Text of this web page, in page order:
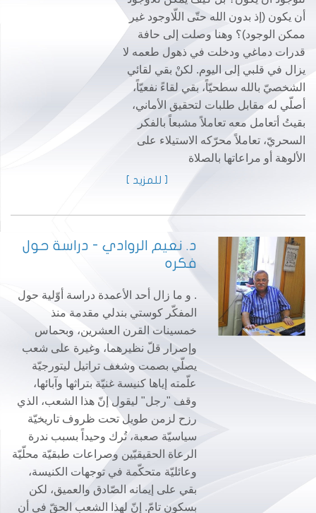
أن يكون (إذ بدون الله حتّى اللّاوجود غير
ممكن الوجود)؟ وهنا وصلت إلى حافة
قدرات دماغي ودخلت في ذهول طعمه لا
يزال في قلبي إلى اليوم. لكنْ بقي لقائي
الشخصيّ بالله سطحيّاً، بقي لقاءً نفعيّاً،
أصلّي له مقابل طلبات لتحقيق الأماني،
بقيتُ أتعامل معه تعاملاً مشبعاً بالفكر
السحريّ، تعاملاً محرّكه الاستيلاء على
الألوهة أو مراعاتها بالصلاة
[ للمزيد ]
د. نعيم الروادي - دراسة حول
فكره
. و ما زال أحد الأعمدة دراسة أوّلية حول
المفكّر كوستي بندلي مقدمة منذ
خمسينات القرن العشرين، وبحماس
وإصرار قلّ نظيرهما، وغيرة على شعب
يصلّي بصمت وشغف تراتيل ليتورجيّة
علّمته إياها كنيسة غنيّة بتراثها وآبائها،
وقف "رجل" ليقول إنّ هذا الشعب، الذي
رزح لزمن طويل تحت ظروف تاريخيّة
سياسيّة صعبة، تُرك وحيداً بسبب ندرة
الرعاة الحقيقيّين وصراعات طبقيّة محلّيّة
وعائليّة متحكّمة في توجهات الكنيسة،
بقي على إيمانه الصّادق والعميق، لكن
بسكون تامّ. إنّ لهذا الشعب الحقّ في أن